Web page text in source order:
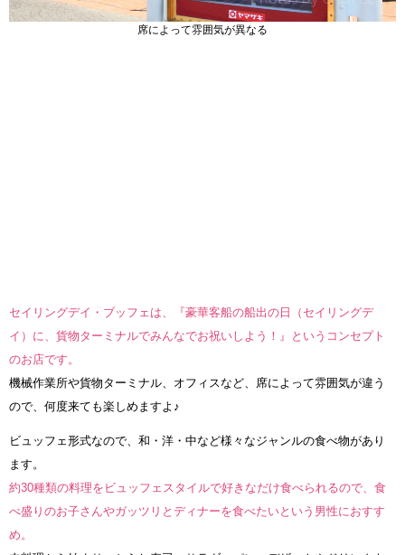
席によって雰囲気が異なる
セイリングデイ・ブッフェは、『豪華客船の船出の日（セイリングデ
イ）に、貨物ターミナルでみんなでお祝いしよう！』というコンセプト
のお店です。
機械作業所や貨物ターミナル、オフィスなど、席によって雰囲気が違う
ので、何度来ても楽しめますよ♪
ビュッフェ形式なので、和・洋・中など様々なジャンルの食べ物があり
ます。
約30種類の料理をビュッフェスタイルで好きなだけ食べられるので、食
べ盛りのお子さんやガッツリとディナーを食べたいという男性におすす
め。